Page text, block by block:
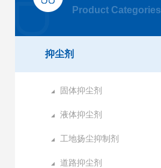
Product Categories
抑尘剂
固体抑尘剂
液体抑尘剂
工地扬尘抑制剂
道路抑尘剂